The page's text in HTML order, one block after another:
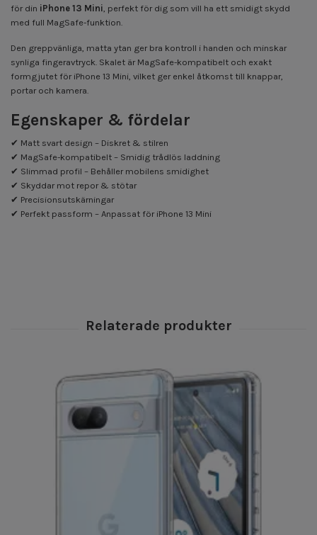
för din iPhone 13 Mini , perfekt för dig som vill ha ett smidigt skydd
med full MagSafe-funktion.
Den greppvänliga, matta ytan ger bra kontroll i handen och minskar
synliga fingeravtryck. Skalet är MagSafe-kompatibelt och exakt
formgjutet för iPhone 13 Mini, vilket ger enkel åtkomst till knappar,
portar och kamera.
Egenskaper & fördelar
✔ Matt svart design – Diskret & stilren
✔ MagSafe-kompatibelt – Smidig trådlös laddning
✔ Slimmad profil – Behåller mobilens smidighet
✔ Skyddar mot repor & stötar
✔ Precisionsutskärningar
✔ Perfekt passform – Anpassat för iPhone 13 Mini